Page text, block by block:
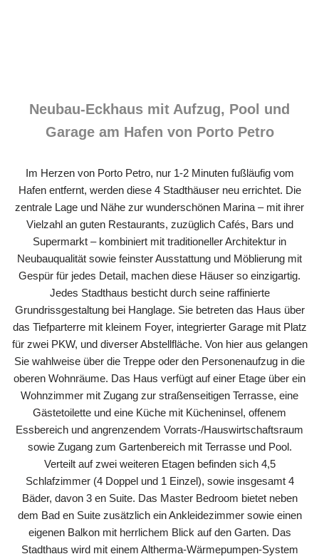
Neubau-Eckhaus mit Aufzug, Pool und
Garage am Hafen von Porto Petro
Im Herzen von Porto Petro, nur 1-2 Minuten fußläufig vom
Hafen entfernt, werden diese 4 Stadthäuser neu errichtet. Die
zentrale Lage und Nähe zur wunderschönen Marina – mit ihrer
Vielzahl an guten Restaurants, zuzüglich Cafés, Bars und
Supermarkt – kombiniert mit traditioneller Architektur in
Neubauqualität sowie feinster Ausstattung und Möblierung mit
Gespür für jedes Detail, machen diese Häuser so einzigartig.
Jedes Stadthaus besticht durch seine raffinierte
Grundrissgestaltung bei Hanglage. Sie betreten das Haus über
das Tiefparterre mit kleinem Foyer, integrierter Garage mit Platz
für zwei PKW, und diverser Abstellfläche. Von hier aus gelangen
Sie wahlweise über die Treppe oder den Personenaufzug in die
oberen Wohnräume. Das Haus verfügt auf einer Etage über ein
Wohnzimmer mit Zugang zur straßenseitigen Terrasse, eine
Gästetoilette und eine Küche mit Kücheninsel, offenem
Essbereich und angrenzendem Vorrats-/Hauswirtschaftsraum
sowie Zugang zum Gartenbereich mit Terrasse und Pool.
Verteilt auf zwei weiteren Etagen befinden sich 4,5
Schlafzimmer (4 Doppel und 1 Einzel), sowie insgesamt 4
Bäder, davon 3 en Suite. Das Master Bedroom bietet neben
dem Bad en Suite zusätzlich ein Ankleidezimmer sowie einen
eigenen Balkon mit herrlichem Blick auf den Garten. Das
Stadthaus wird mit einem Altherma-Wärmepumpen-System